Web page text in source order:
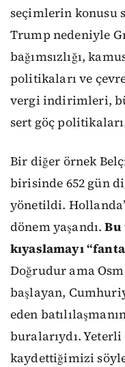
seçimlerin konusu
Trump nedeniyle
bağımsızlığı,
politikaları ve
vergi indirimleri,
sert göç
Bir diğer örnek
birisinde 652 gün
yönetildi.
dönem yaşandı.
kıyaslamayı
Doğrudur ama
başlayan,
eden
buralarıydı.
kaydettiğimizi